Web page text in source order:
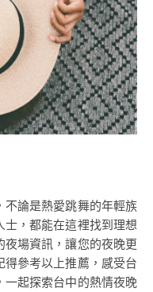
不論是熱愛跳舞的年輕族
，都能在這裡找到理想
場資訊，讓您的夜晚更
參考以上推薦，感受台
一起探索台中的熱情夜晚